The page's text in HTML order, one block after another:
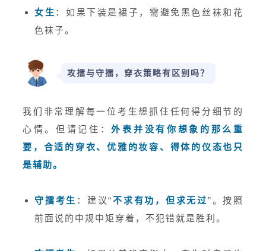
女生 ：如果下装是裙子，需避免黑色丝袜和花
色袜子。
攻擂与守擂，穿衣策略有区别吗？
我们非常理解每一位考生想抓住任何得分细节的
心情。但请记住：外表并没有你想象的那么重
要，合适的穿衣、优雅的妆容、得体的仪态也只
是辅助。
守擂考生 ：建议“不求有功，但求无过”。按照
前面说的中规中矩穿着，不犯错就是胜利。